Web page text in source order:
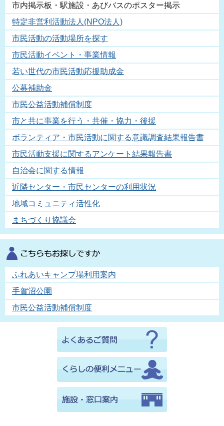
市内掲示板・駅施設・あびバスのポスター掲示
特定非営利活動法人(NPO法人)
市民活動の活動場所を探す
市民活動イベント・事業情報
若い世代の市民活動応援助成金
公募補助金
市民公益活動補償制度
市と共に事業を行う・共催・協力・後援
ボランティア・市民活動に関する意識調査結果報告書
市民活動支援に関するアンケート結果報告書
自治会に関する情報
近隣センター・市民センターの利用状況
地域コミュニティ活性化
まちづくり協議会
ふれあいキャンプ場利用案内
手賀沼公園
市民公益活動補償制度